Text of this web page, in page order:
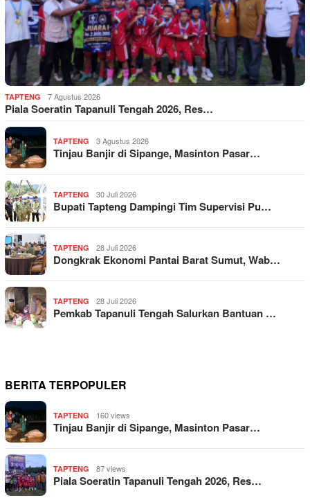
TAPTENG 7 Agustus 2026
Piala Soeratin Tapanuli Tengah 2026, Res…
TAPTENG 3 Agustus 2026
Tinjau Banjir di Sipange, Masinton Pasar…
TAPTENG 30 Juli 2026
Bupati Tapteng Dampingi Tim Supervisi Pu…
TAPTENG 28 Juli 2026
Dongkrak Ekonomi Pantai Barat Sumut, Wab…
TAPTENG 28 Juli 2026
Pemkab Tapanuli Tengah Salurkan Bantuan …
BERITA TERPOPULER
TAPTENG 160 views
Tinjau Banjir di Sipange, Masinton Pasar…
TAPTENG 87 views
Piala Soeratin Tapanuli Tengah 2026, Res…